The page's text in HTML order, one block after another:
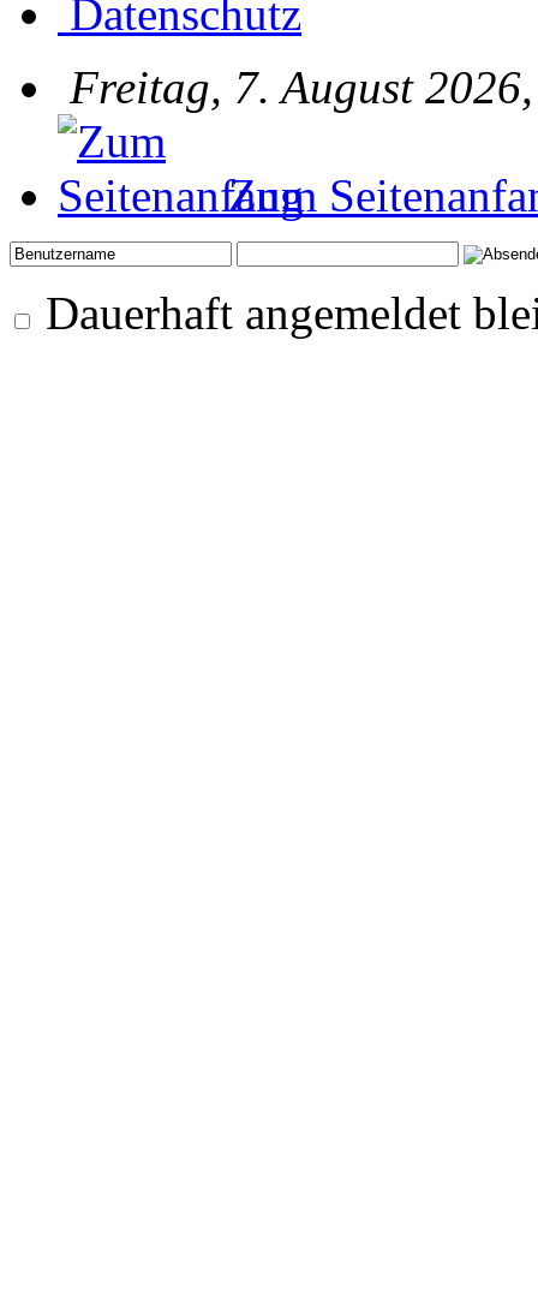
Datenschutz
Freitag, 7. August
Zum
Dauerhaft angemeldet